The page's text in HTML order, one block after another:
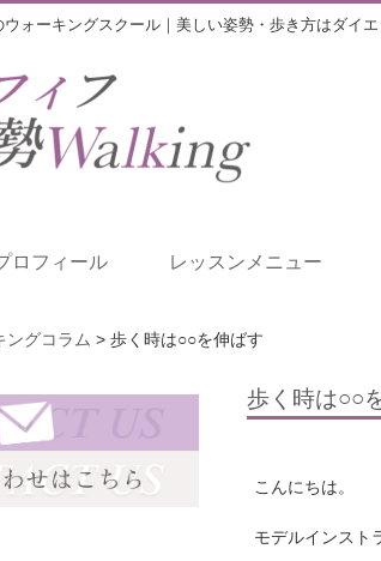
ォーキングスクール｜美しい姿勢・歩き方はダイ
ロフィール レッスンメニュー
ングコラム > 歩く時は○○を伸ばす
歩く時は○○
こんにちは。
モデルインスト